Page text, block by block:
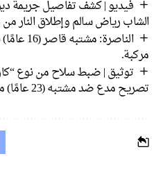
الشاب رياض سالم وإطلاق النار
مركبة.
توثيق | ضبط سلاح من نوع
تصريح مدع ضد مشتبه (23 عامًا) من القدس